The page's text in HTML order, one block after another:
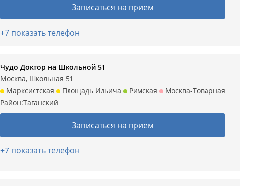
Записаться на прием
+7 показать телефон
Чудо Доктор на Школьной 51
Москва, Школьная 51
Марксистская
Площадь Ильича Римская
Москва-Товарная
Район:Таганский
Записаться на прием
+7 показать телефон